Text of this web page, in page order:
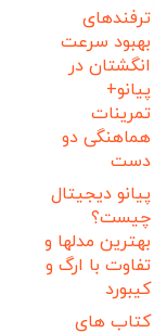
ترفندهای
بهبود سرعت
انگشتان در
پیانو+
تمرینات
هماهنگی دو
دست
پیانو دیجیتال
چیست؟
بهترین مدلها و
تفاوت با ارگ و
کیبورد
کتاب های